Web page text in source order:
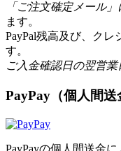
「ご注文確定メール
ます。
PayPal残高及び、クレ
す。
ご入金確認日の翌営業
PayPay（個人間送
PayPayの個人間送金